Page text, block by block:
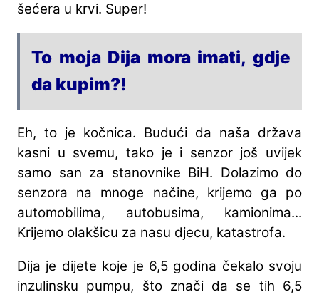
šećera u krvi. Super!
To moja Dija mora imati, gdje
da kupim?!
Eh, to je kočnica. Budući da naša država
kasni u svemu, tako je i senzor još uvijek
samo san za stanovnike BiH. Dolazimo do
senzora na mnoge načine, krijemo ga po
automobilima, autobusima, kamionima...
Krijemo olakšicu za nasu djecu, katastrofa.
Dija je dijete koje je 6,5 godina čekalo svoju
inzulinsku pumpu, što znači da se tih 6,5